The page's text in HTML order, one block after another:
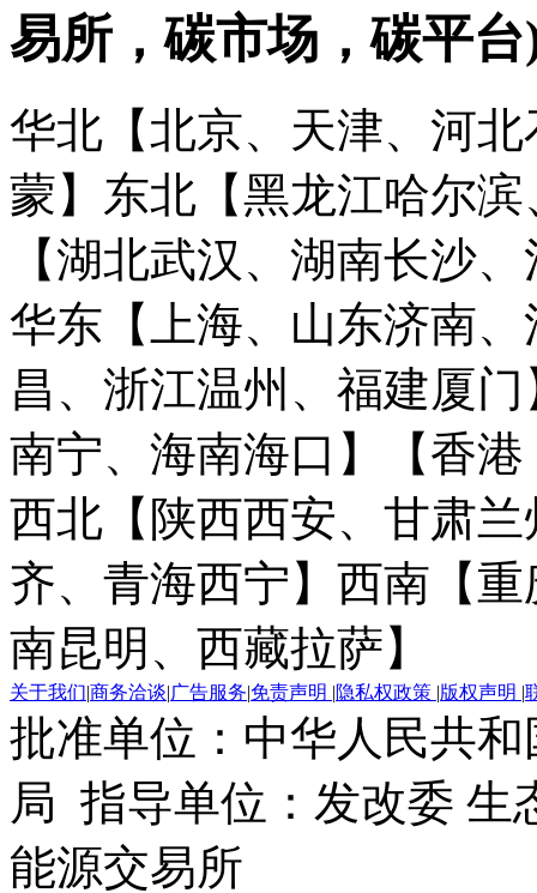
易所，碳市场，碳平台
华北【北京、天津、河
蒙】 东北【黑龙江哈尔
【湖北武汉、湖南长沙
华东【上海、山东济南
昌、浙江温州、福建厦门
南宁、海南海口】
【香
西北【陕西西安、甘肃
齐、青海西宁】 西南【
南昆明、西藏拉萨】
关于我们|商务洽谈|广告服务|免责声明 |隐私权政策 |版权声明 |
批准单位：中华人民共
局 指导单位：发改委 生
能源交易所